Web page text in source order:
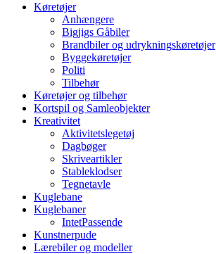
Køretøjer
Anhængere
Bigjigs Gåbiler
Brandbiler og udrykningskøretøjer
Byggekøretøjer
Politi
Tilbehør
Køretøjer og tilbehør
Kortspil og Samleobjekter
Kreativitet
Aktivitetslegetøj
Dagbøger
Skriveartikler
Stableklodser
Tegnetavle
Kuglebane
Kuglebaner
IntetPassende
Kunstnerpude
Lærebiler og modeller